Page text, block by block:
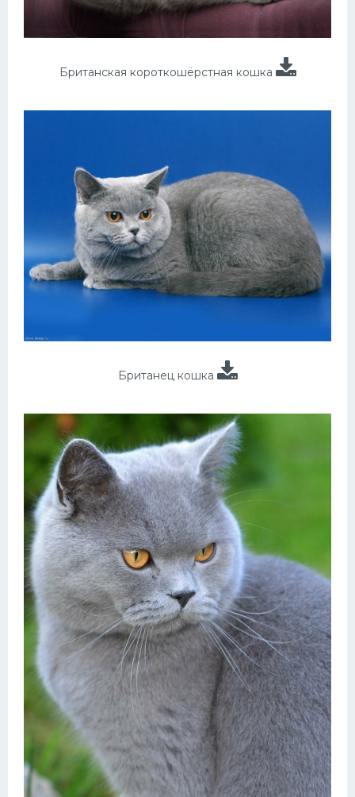
Британская короткошёрстная кошка
Британец кошка